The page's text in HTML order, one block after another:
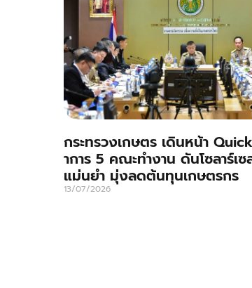
กระทรวงเกษตร เดินหน้า
าการ 5 คณะทำงาน ดันโซลาร์เ
แม่นยำ มุ่งลดต้นทุนเกษตรกร
13/07/2026